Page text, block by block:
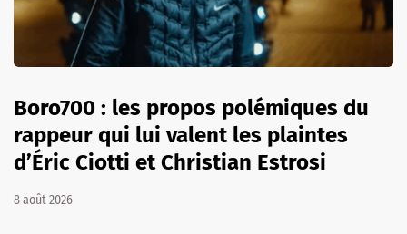
Boro700 : les propos polémiques du
rappeur qui lui valent les plaintes
d’Éric Ciotti et Christian Estrosi
8 août 2026